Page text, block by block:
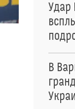
Удар
В